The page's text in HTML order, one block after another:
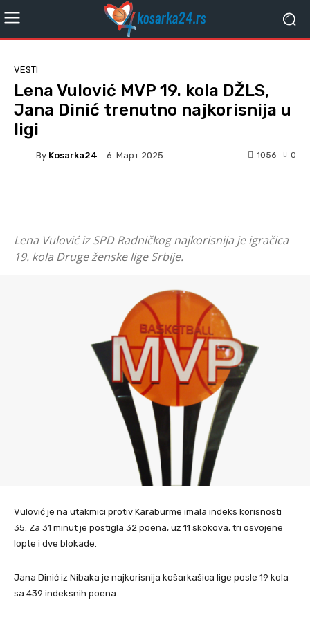
VESTI
Lena Vulović MVP 19. kola DŽLS,
Jana Dinić trenutno najkorisnija u
ligi
By Kosarka24 6. Март 2025. 0
1056
Lena Vulović iz SPD Radničkog najkorisnija je igračica
19. kola Druge ženske lige Srbije.
Vulović je na utakmici protiv Karaburme imala indeks korisnosti
35. Za 31 minut je postigla 32 poena, uz 11 skokova, tri osvojene
lopte i dve blokade.
Jana Dinić iz Nibaka je najkorisnija košarkašica lige posle 19 kola
sa 439 indeksnih poena.